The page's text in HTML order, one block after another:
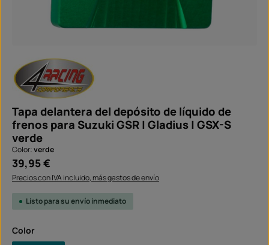
Tapa delantera del depósito de líquido de
frenos para Suzuki GSR | Gladius | GSX-S
verde
Color:verde
Precio normal:
39,95 €
Precios con IVA incluido, más gastos de envío
Listo para su envío inmediato
Seleccione
Color